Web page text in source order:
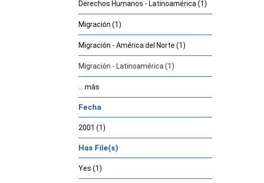
Derechos Humanos - Latinoamérica (1)
Migración (1)
Migración - América del Norte (1)
Migración - Latinoamérica (1)
... más
Fecha
2001 (1)
Has File(s)
Yes (1)